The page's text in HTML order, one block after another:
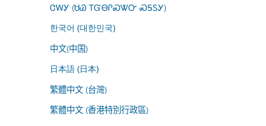
ᏣᎳᎩ (ᏌᏊ ᎢᏳᎾᎵᏍᏔᏅ ᏍᎦᏚᎩ)
한국어 (대한민국)
中文(中国)
日本語 (日本)
繁體中文 (台灣)
繁體中文 (香港特別行政區)